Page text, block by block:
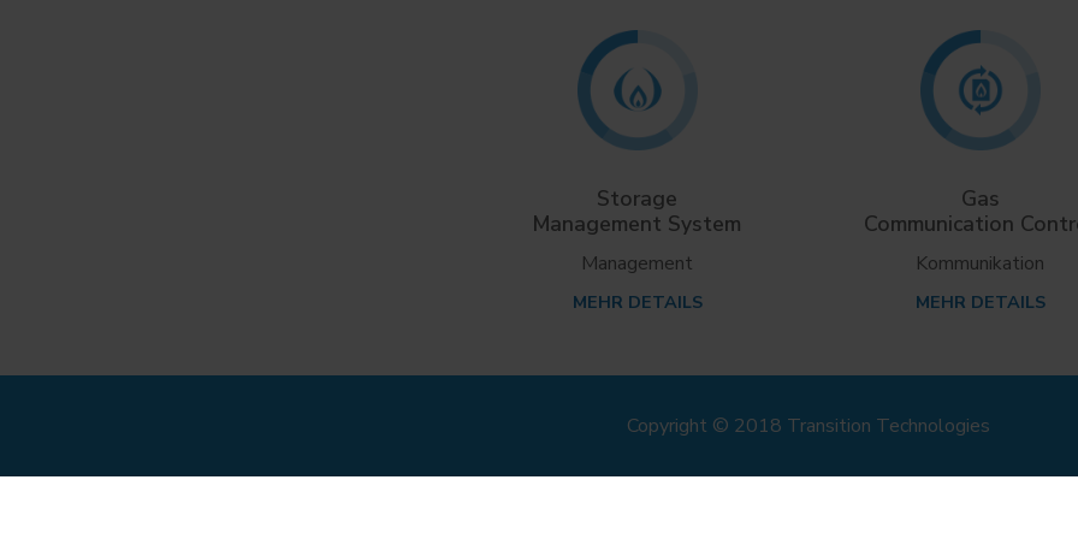
Storage
Management System
Management
MEHR DETAILS
Gas
Communication
Kommunikation
MEHR DETAILS
Copyright © 2018 Transition Technologies